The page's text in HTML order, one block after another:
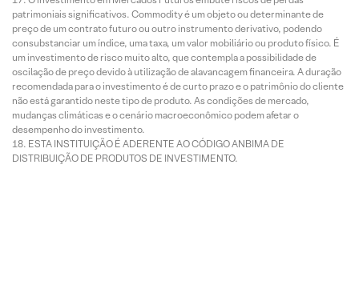
patrimoniais significativos. Commodity é um objeto ou determinante de
preço de um contrato futuro ou outro instrumento derivativo, podendo
consubstanciar um índice, uma taxa, um valor mobiliário ou produto físico. É
um investimento de risco muito alto, que contempla a possibilidade de
oscilação de preço devido à utilização de alavancagem financeira. A duração
recomendada para o investimento é de curto prazo e o patrimônio do cliente
não está garantido neste tipo de produto. As condições de mercado,
mudanças climáticas e o cenário macroeconômico podem afetar o
desempenho do investimento.
ESTA INSTITUIÇÃO É ADERENTE AO CÓDIGO ANBIMA DE
DISTRIBUIÇÃO DE PRODUTOS DE INVESTIMENTO.